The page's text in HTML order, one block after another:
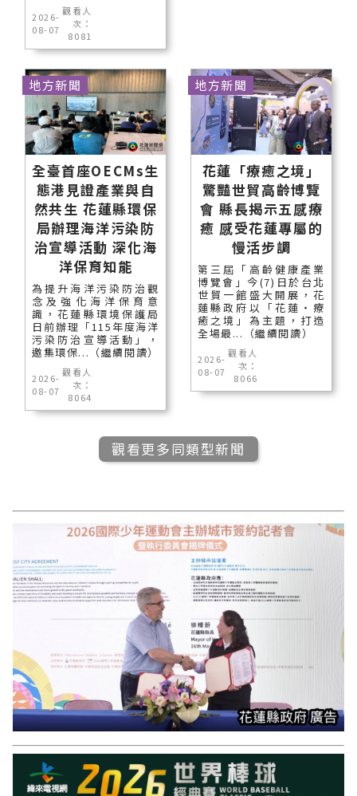
2026-
08-07
觀看人
次：
8081
全臺首座OECMs生
態港見證產業與自
然共生 花蓮縣環保
局辦理海洋污染防
治宣導活動 深化海
洋保育知能
為提升海洋污染防治觀
念及強化海洋保育意
識，花蓮縣環境保護局
日前辦理「115年度海洋
污染防治宣導活動」，
邀集環保...（繼續閱讀）
2026-
08-07
觀看人
次：
8064
地方新聞
花蓮「療癒之境」
驚豔世貿高齡博覽
會 縣長揭示五感療
癒 感受花蓮專屬的
慢活步調
第三屆「高齡健康產業
博覽會」今(7)日於台北
世貿一館盛大開展，花
蓮縣政府以「花蓮‧療
癒之境」為主題，打造
全場最...（繼續閱讀）
2026-
08-07
觀看人
次：
8066
地方新聞
觀看更多同類型新聞